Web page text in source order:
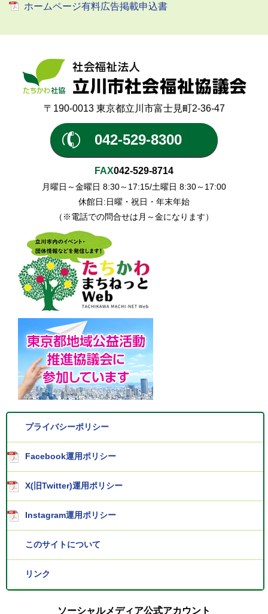
ホームページ有料広告掲載申込書
〒190-0013 東京都立川市富士見町2-36-47
042-529-8300
FAX042-529-8714
月曜日～金曜日 8:30～17:15/土曜日 8:30～17:00
休館日:日曜・祝日・年末年始
（※電話での問合せは月～金になります）
プライバシーポリシー
Facebook運用ポリシー
X(旧Twitter)運用ポリシー
Instagram運用ポリシー
このサイトについて
リンク
ソーシャルメディア公式アカウント